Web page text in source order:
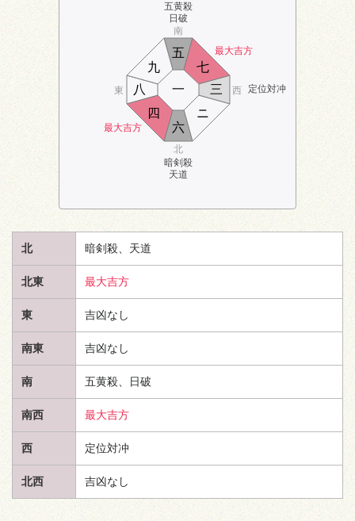
五黄殺
日破
最大吉方
定位対冲
最大吉方
暗剣殺
天道
南
北
東 西
六
七
八
九
一
ニ
三
四
五
北 暗剣殺、 天道
北東 最大吉方
東 吉凶なし
南東 吉凶なし
南 五黄殺、日破
南西 最大吉方
西 定位対冲
北西 吉凶なし